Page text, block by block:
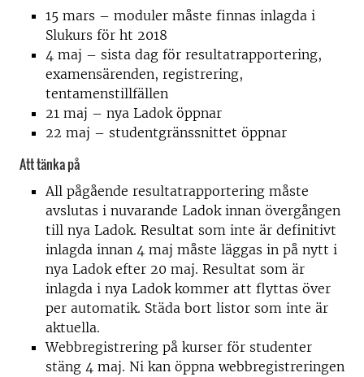
15 mars – moduler måste finnas inlagda i
Slukurs för ht 2018
4 maj – sista dag för resultatrapportering,
examensärenden, registrering,
tentamenstillfällen
21 maj – nya Ladok öppnar
22 maj – studentgränssnittet öppnar
Att tänka på
All pågående resultatrapportering måste
avslutas i nuvarande Ladok innan övergången
till nya Ladok. Resultat som inte är definitivt
inlagda innan 4 maj måste läggas in på nytt i
nya Ladok efter 20 maj. Resultat som är
inlagda i nya Ladok kommer att flyttas över
per automatik. Städa bort listor som inte är
aktuella.
Webbregistrering på kurser för studenter
stäng 4 maj. Ni kan öppna webbregistreringen